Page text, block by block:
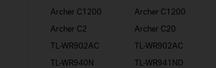
Archer C1200
Archer C1200
Archer C2
Archer C20
TL-WR902AC
TL-WR902AC
TL-WR940N
TL-WR941ND